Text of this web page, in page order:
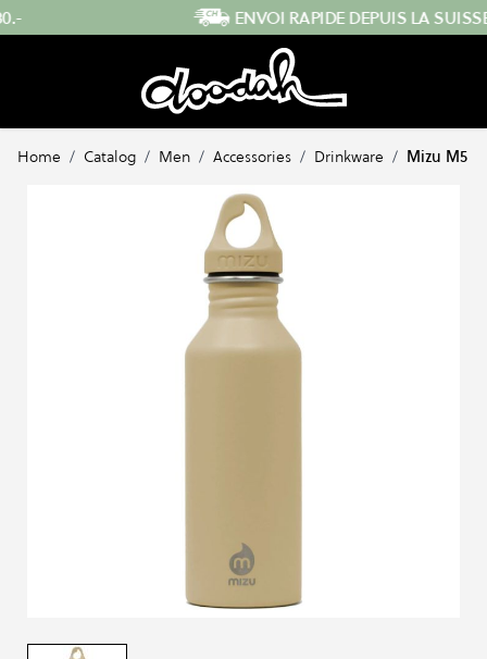
Skip to Content
ENVOI RAPIDE DEPUIS LA SUISSE
Home / Catalog / Men / Accessories / Drinkware / Mizu M5